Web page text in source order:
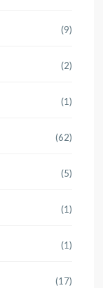
(9)
(2)
(1)
(62)
(5)
(1)
(1)
(17)